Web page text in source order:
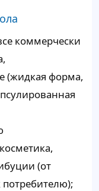
коммерчески
(жидкая форма,
(от
потребителю);